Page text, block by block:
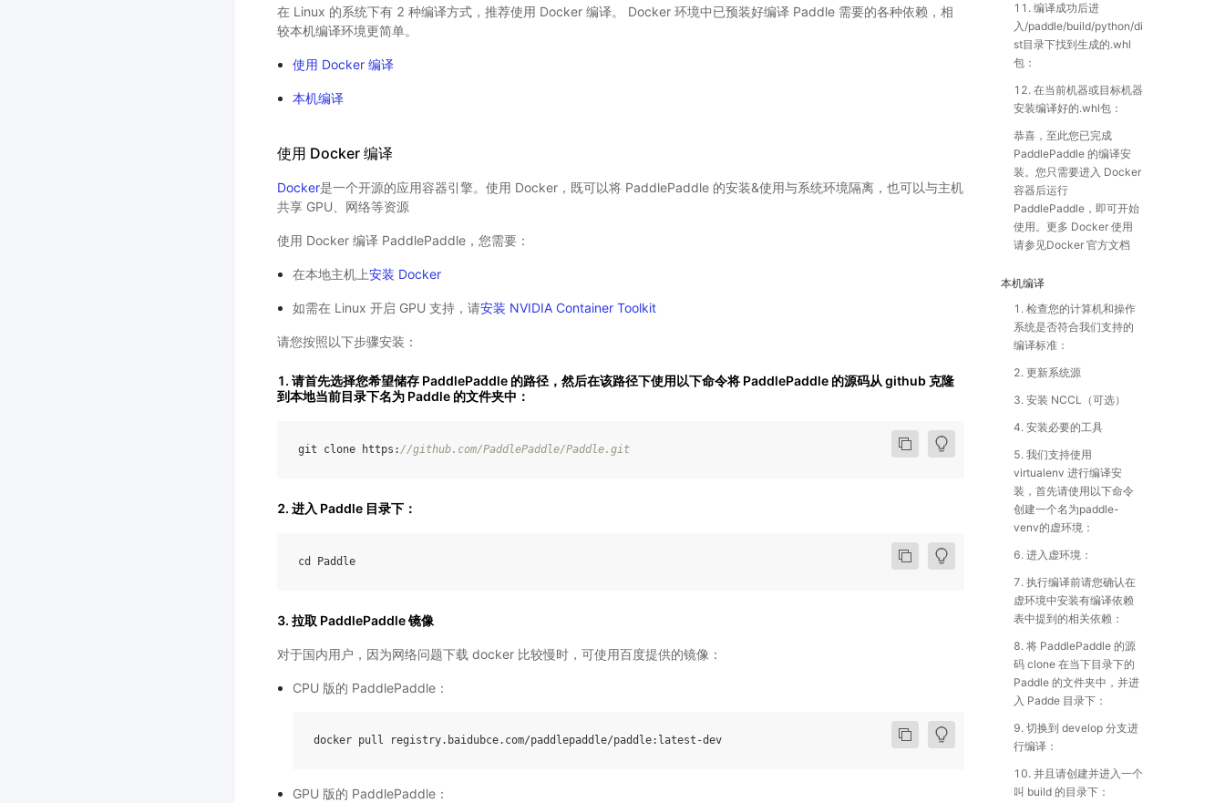
11. 编译成功后进
入/paddle/build/python/di
st目录下找到生成的.whl
包：
12. 在当前机器或目标机器
安装编译好的.whl包：
恭喜，至此您已完成
PaddlePaddle 的编译安
装。您只需要进入 Docker
容器后运行
PaddlePaddle，即可开始
使用。更多 Docker 使用
请参见Docker 官方文档
本机编译
1. 检查您的计算机和操作
系统是否符合我们支持的
编译标准：
2. 更新系统源
3. 安装 NCCL（可选）
4. 安装必要的工具
5. 我们支持使用
virtualenv 进行编译安
装，首先请使用以下命令
创建一个名为paddle-
venv的虚环境：
6. 进入虚环境：
7. 执行编译前请您确认在
虚环境中安装有编译依赖
表中提到的相关依赖：
8. 将 PaddlePaddle 的源
码 clone 在当下目录下的
Paddle 的文件夹中，并进
入 Padde 目录下：
9. 切换到 develop 分支进
行编译：
10. 并且请创建并进入一个
叫 build 的目录下：
在 Linux 的系统下有 2 种编译方式，推荐使用 Docker 编译。 Docker 环境中已预装好编译 Paddle 需要的各种依赖，相
较本机编译环境更简单。
使用 Docker 编译
本机编译
使用 Docker 编译
Docker是一个开源的应用容器引擎。使用 Docker，既可以将 PaddlePaddle 的安装&使用与系统环境隔离，也可以与主机
共享 GPU、网络等资源
使用 Docker 编译 PaddlePaddle，您需要：
在本地主机上安装 Docker
如需在 Linux 开启 GPU 支持，请安装 NVIDIA Container Toolkit
请您按照以下步骤安装：
1. 请首先选择您希望储存 PaddlePaddle 的路径，然后在该路径下使用以下命令将 PaddlePaddle 的源码从 github 克隆
到本地当前目录下名为 Paddle 的文件夹中：
git clone https : //github. com/PaddlePaddle/Paddle. git
2. 进入 Paddle 目录下：
cd Paddle
3. 拉取 PaddlePaddle 镜像
对于国内用户，因为网络问题下载 docker 比较慢时，可使用百度提供的镜像：
CPU 版的 PaddlePaddle：
docker pull registry. baidubce. com/paddlepaddle/paddle: latest -dev
GPU 版的 PaddlePaddle：